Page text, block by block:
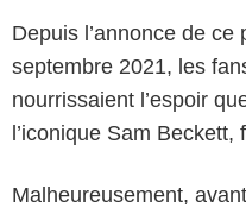
Depuis l’annonce de ce
septembre 2021, les
nourrissaient l’espoir
l’iconique Sam Beckett,
Malheureusement,